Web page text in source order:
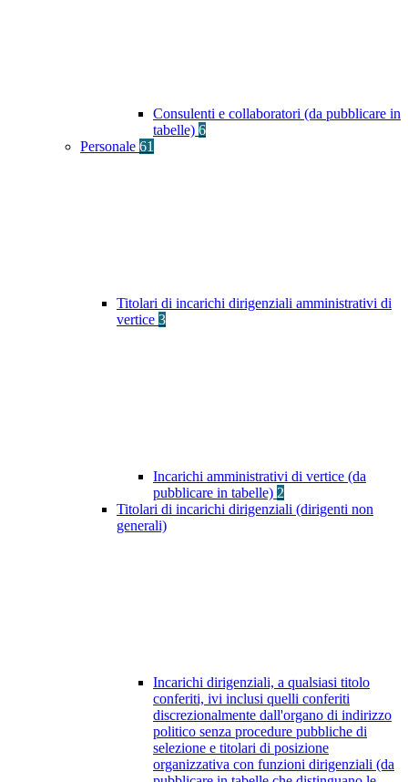
Consulenti e collaboratori (da pubblicare in
tabelle) 6
Personale 61
Titolari di incarichi dirigenziali amministrativi di
vertice 3
Incarichi amministrativi di vertice (da
pubblicare in tabelle) 2
Titolari di incarichi dirigenziali (dirigenti non
generali)
Incarichi dirigenziali, a qualsiasi titolo
conferiti, ivi inclusi quelli conferiti
discrezionalmente dall'organo di indirizzo
politico senza procedure pubbliche di
selezione e titolari di posizione
organizzativa con funzioni dirigenziali (da